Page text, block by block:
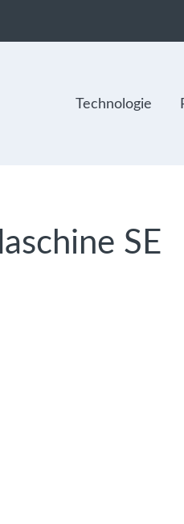
Technologie
SE